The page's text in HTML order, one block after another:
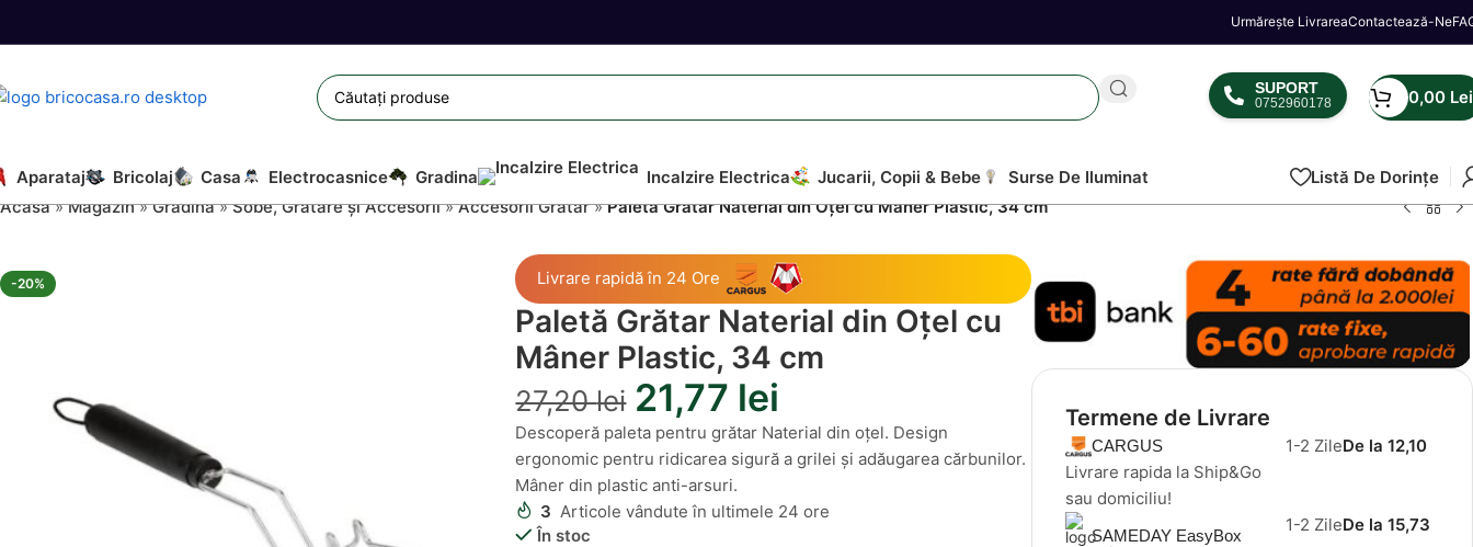
Urmărește LivrareaContactează-Ne
SUPORT
0752960178 0,00 Lei
Aparataj Bricolaj Casa Electrocasnice Gradina Incalzire Electrica Jucarii, Copii & Bebe Surse De Iluminat
Listă De Dorințe
Acasă»Magazin»Gradina»Sobe, Grătare și Accesorii»Accesorii Grătar»Paletă Grătar Naterial din Oțel cu Mâner Plastic, 34 cm
-20% Livrare rapidă în 24 Ore
Paletă Grătar Naterial din Oțel cu
Mâner Plastic, 34 cm
27,20lei 21,77 lei
Descoperă paleta pentru grătar Naterial din oțel. Design
ergonomic pentru ridicarea sigură a grilei și adăugarea cărbunilor.
Mâner din plastic anti-arsuri.
3 Articole vândute în ultimele 24 ore
În stoc
Termene de Livrare
CARGUS
Livrare rapida la Ship&Go
sau domiciliu!
1-2 ZileDe la 12,10
SAMEDAY EasyBox
1-2 ZileDe la 15,73